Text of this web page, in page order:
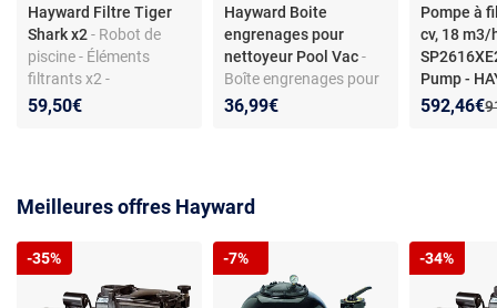
Hayward Filtre Tiger
Shark x2- Robot de
piscine - Éléments
filtrants x2 -
Compatible Tiger Shark
59,50€
Hayward Boite
engrenages pour
nettoyeur Pool Vac-
Boîte engrenages pour
robot piscine -
36,99€
Pompe à
cv, 18 m3/
Pump -
Pompe de
Nouveau
592,46€
Meilleures offres Hayward
-35% -7% -34%